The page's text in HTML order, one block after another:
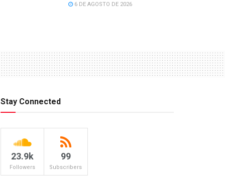
6 DE AGOSTO DE 2026
Stay Connected
23.9k
Followers
99
Subscribers